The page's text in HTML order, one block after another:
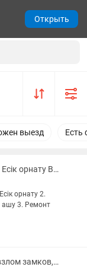
выезд Есть
Установка дверей / Есік орнату Взлом замков / Кулып ашу Ремонт дверей
орнату 2.
3. Ремонт
Вскрытие замков, взлом замков, открыть дверь, ремонт двер, ремонт замок
Открыть